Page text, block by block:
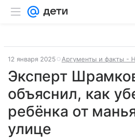
12 января 2025 Аргументы и факты -
Эксперт
объяснил, как
ребёнка от
улице